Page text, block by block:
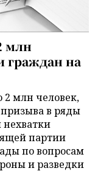
млн
граждан на
2 млн человек,
в ряды
партии
по вопросам
и разведки